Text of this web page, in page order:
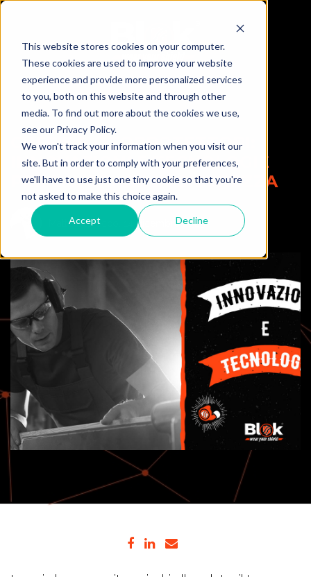
This website stores cookies on your computer.
These cookies are used to improve your website
experience and provide more personalized services
to you, both on this website and through other
media. To find out more about the cookies we use,
see our Privacy Policy.
We won't track your information when you visit our
site. But in order to comply with your preferences,
we'll have to use just one tiny cookie so that you're
not asked to make this choice again.
Accept Decline
CUFFIE E OTOPROTETTORI:
INNOVAZIONI E TECNOLOGIE
PER LAVORARE IN SICUREZZA
Matteo Gnocco, 14 dicembre 2023